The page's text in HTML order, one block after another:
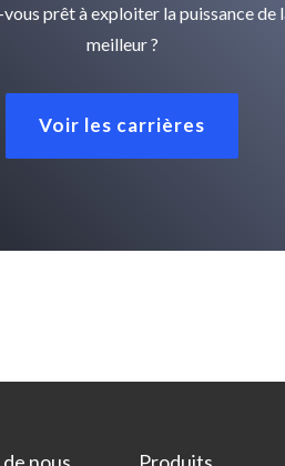
vous prêt à exploiter la puissance
meilleur ?
Voir les carrières
nous Produits